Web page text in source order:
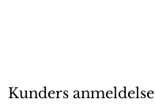
Kunders